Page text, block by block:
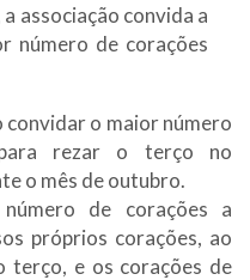
associação convida a
número de corações
convidar o maior número
rezar o terço no
o mês de outubro.
de corações a
próprios corações, ao
terço, e os corações de